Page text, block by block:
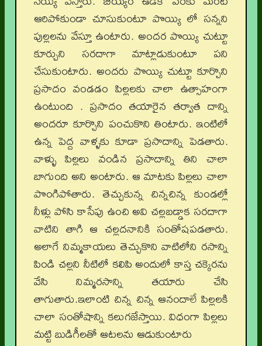
ఆరిపోకుండా చూసుకుంటూ పొయ్యి లో సన్నని
పుల్లలను వేస్తూ ఉంటారు. అందర పొయ్యి చుట్టూ
కూర్చుని సరదాగా మాట్లాడుకుంటూ పని
చేసుకుంటారు. అందరు పొయ్యి చుట్టూ కూర్చొని
ప్రసాదం వండడం పిల్లలకు చాలా ఉత్సాహంగా
ఉంటుంది . ప్రసాదం తయారైన తర్వాత దాన్ని
అందరూ కూర్చొని పంచుకొని తింటారు. ఇంటిలో
ఉన్న పెద్ద వాళ్ళకు కూడా ప్రసాదాన్ని పెడతారు.
వాళ్ళు పిల్లలు వండిన ప్రసాదాన్ని తిని చాలా
బాగుంది అని అంటారు. ఆ మాటకు పిల్లలు చాలా
పొంగిపోతారు. తెచ్చుకున్న చిన్నచిన్న కుండల్లో
నీళ్లు పోసి కాసేపు ఉంచి అవి చల్లబడ్డాక సరదాగా
వాటిని తాగి ఆ చల్లదనానికి సంతోషపడతారు.
అలాగే నిమ్మకాయలు తెచ్చుకొని వాటిలోని రసాన్ని
పిండి చల్లని నీటిలో కలిపి అందులో కాస్త చక్కెరను
వేసి నిమ్మరసాన్ని తయారు చేసి
తాగుతారు.ఇలాంటి చిన్న చిన్న ఆనందాలే పిల్లలకి
చాలా సంతోషాన్ని కలుగజేస్తాయి. విధంగా పిల్లలు
మట్టి బుడిగీలతో ఆటలను ఆడుకుంటారు